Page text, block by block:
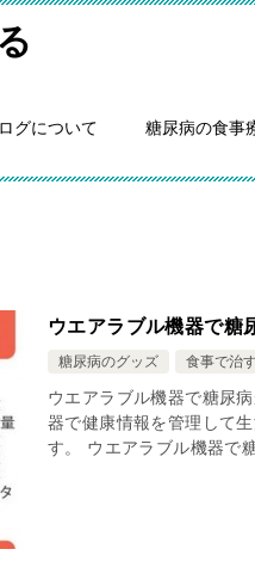
グについて 糖尿病の食事
ウエアラブル機器で糖
糖尿病のグッズ 食事で治す
ウエアラブル機器で糖尿
器で健康情報を管理して
す。 ウエアラブル機器で